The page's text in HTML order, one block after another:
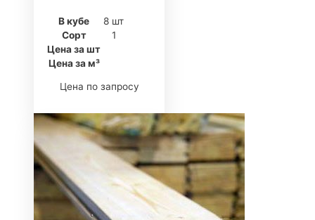
В кубе
8 шт
Сорт
1
Цена за шт
Цена за м³
Цена по запросу